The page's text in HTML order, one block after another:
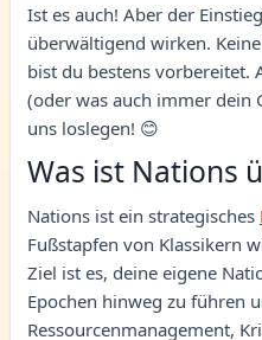
Ist es auch! Aber der
überwältigend wirken.
bist du bestens vorbereitet.
(oder was auch immer dein
uns loslegen! 😊
Was ist Nations
Nations ist ein strategisches
Fußstapfen von Klassikern
Ziel ist es, deine eigene
Epochen hinweg zu führen
Ressourcenmanagement,